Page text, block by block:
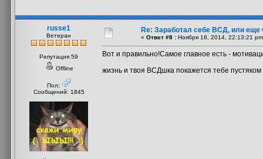
russe1
Ветеран
Репутация 59
Offline
Пол:
Сообщений: 1845
Re: Заработал себе ВСД, или еще
« Ответ #8 : Ноября 18, 2014, 22:13:21
Вот и правильно!Самое главное есть -
жизнь и твоя ВСДшка покажется тебе